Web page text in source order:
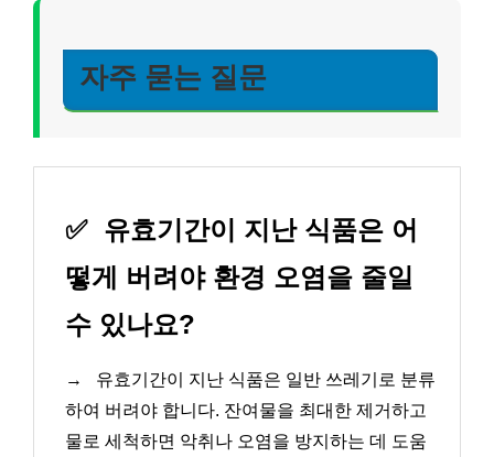
자주 묻는 질문
✅ 유효기간이 지난 식품은 어
떻게 버려야 환경 오염을 줄일
수 있나요?
→
유효기간이 지난 식품은 일반 쓰레기로 분류
하여 버려야 합니다. 잔여물을 최대한 제거하고
물로 세척하면 악취나 오염을 방지하는 데 도움